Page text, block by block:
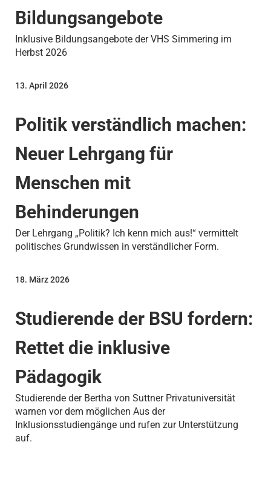
Bildungsangebote
Inklusive Bildungsangebote der VHS Simmering im
Herbst 2026
Politik verständlich machen:
Neuer Lehrgang für
Menschen mit
Behinderungen
13. April 2026
Der Lehrgang „Politik? Ich kenn mich aus!“ vermittelt
politisches Grundwissen in verständlicher Form.
Studierende der BSU fordern:
Rettet die inklusive
Pädagogik
18. März 2026
Studierende der Bertha von Suttner Privatuniversität
warnen vor dem möglichen Aus der
Inklusionsstudiengänge und rufen zur Unterstützung
auf.